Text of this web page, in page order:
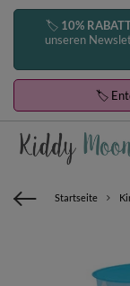
🏷️ 10%
unseren
🏷️
Startseite